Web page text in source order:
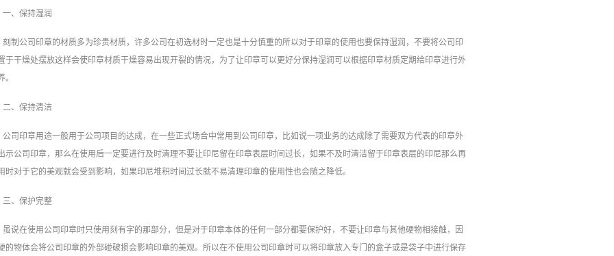
一、保持湿润
刻制公司印章的材质多为珍贵材质，许多公司在初选材时一定也是十分慎重的所以对于印章的使用也要保持湿润，不要将公司印
于干燥处摆放这样会使印章材质干燥容易出现开裂的情况，为了让印章可以更好分保持湿润可以根据印章材质定期给印章进行外
。
二、保持清洁
公司印章用途一般用于公司项目的达成，在一些正式场合中常用到公司印章，比如说一项业务的达成除了需要双方代表的印章外
示公司印章，那么在使用后一定要进行及时清理不要让印尼留在印章表层时间过长，如果不及时清洁留于印章表层的印尼那么再
时对于它的美观就会受到影响，如果印尼堆积时间过长就不易清理印章的使用性也会随之降低。
三、保护完整
虽说在使用公司印章时只使用刻有字的那部分，但是对于印章本体的任何一部分都要保护好，不要让印章与其他硬物相接触，因
的物体会将公司印章的外部碰破损会影响印章的美观。所以在不使用公司印章时可以将印章放入专门的盒子或是袋子中进行保存